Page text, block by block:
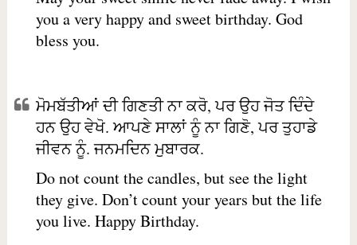
you a very happy and sweet birthday. God
bless you.
ਮੋਮਬੱਤੀਆਂ ਦੀ ਗਿਣਤੀ ਨਾ ਕਰੋ, ਪਰ ਉਹ ਜੋਤ ਦਿੰਦੇ
ਹਨ ਉਹ ਵੇਖੋ. ਆਪਣੇ ਸਾਲਾਂ ਨੂੰ ਨਾ ਗਿਣੋ, ਪਰ ਤੁਹਾਡੇ
ਜੀਵਨ ਨੂੰ. ਜਨਮਦਿਨ ਮੁਬਾਰਕ.
Do not count the candles, but see the light
they give. Don’t count your years but the life
you live. Happy Birthday.